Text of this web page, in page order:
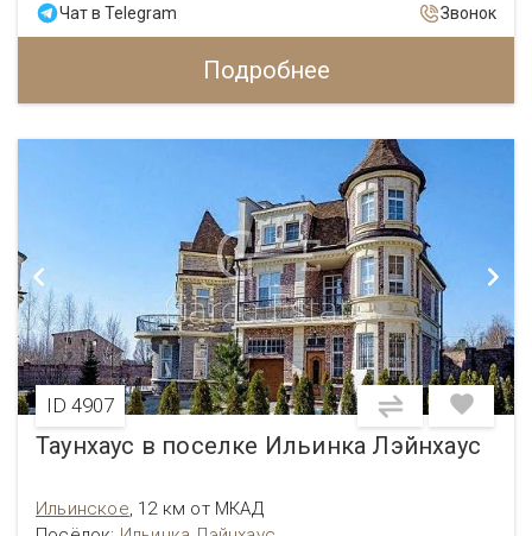
Чат в Telegram Звонок
Подробнее
ID 4907
Таунхаус в поселке Ильинка Лэйнхаус
Ильинское, 12 км от МКАД